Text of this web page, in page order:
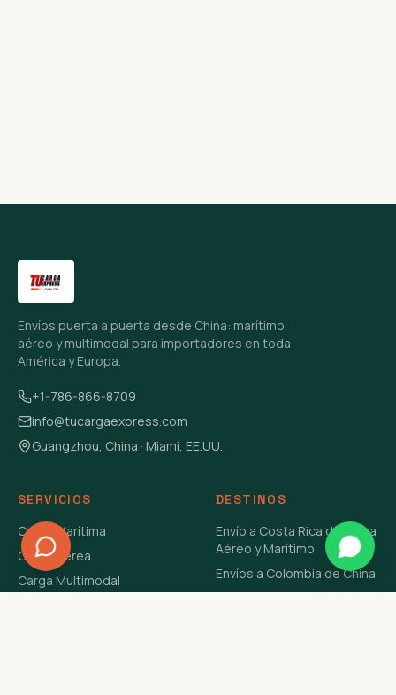
Envíos puerta a puerta desde China: marítimo,
aéreo y multimodal para importadores en toda
América y Europa.
+1-786-866-8709
info@tucargaexpress.com
Guangzhou, China · Miami, EE.UU.
SERVICIOS
Carga Marítima
Carga Aérea
Carga Multimodal
DESTINOS
Envío a Costa Rica de China
Aéreo y Marítimo
Envíos a Colombia de China